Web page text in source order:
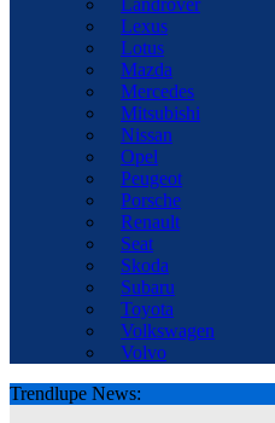
Landrover
Lexus
Lotus
Mazda
Mercedes
Mitsubishi
Nissan
Opel
Peugeot
Porsche
Renault
Seat
Skoda
Subaru
Toyota
Volkswagen
Volvo
Trendlupe News: